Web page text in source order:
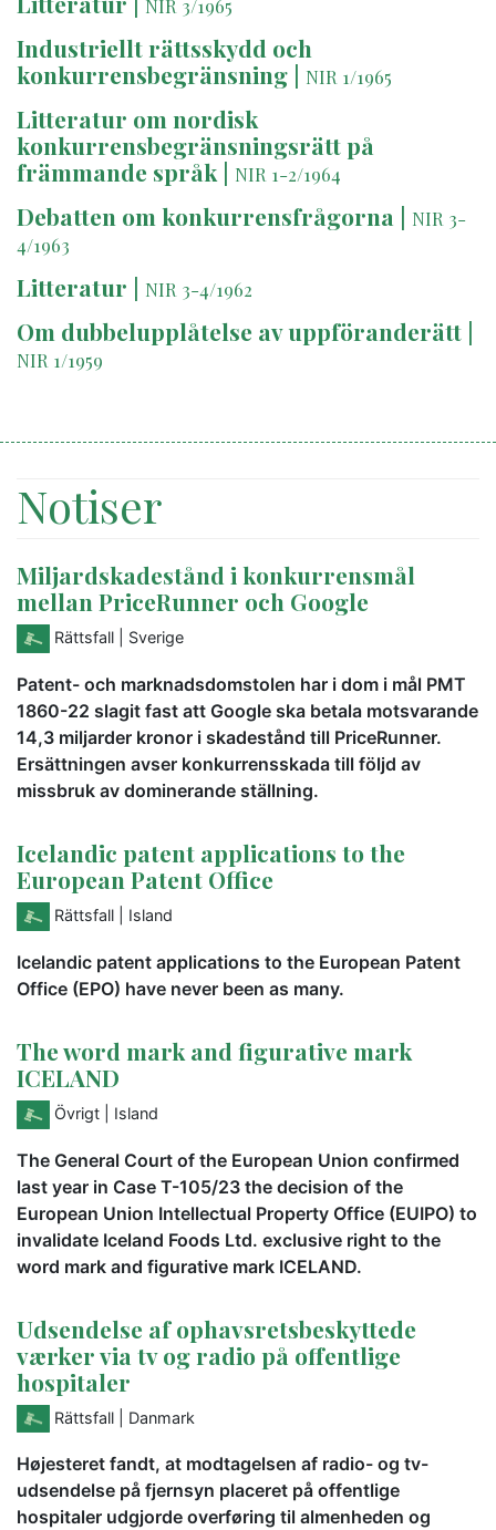
NIR 3/1965
Industriellt rättsskydd och
konkurrensbegränsning | NIR 1/1965
Litteratur om nordisk
konkurrensbegränsningsrätt på
främmande språk | NIR 1-2/1964
Debatten om konkurrensfrågorna | NIR 3-
4/1963
Litteratur | NIR 3-4/1962
Om dubbelupplåtelse av uppföranderätt |
NIR 1/1959
Notiser
Miljardskadestånd i konkurrensmål
mellan PriceRunner och Google
Rättsfall | Sverige
Patent- och marknadsdomstolen har i dom i mål PMT
1860-22 slagit fast att Google ska betala motsvarande
14,3 miljarder kronor i skadestånd till PriceRunner.
Ersättningen avser konkurrensskada till följd av
missbruk av dominerande ställning.
Icelandic patent applications to the
European Patent Office
Rättsfall | Island
Icelandic patent applications to the European Patent
Office (EPO) have never been as many.
The word mark and figurative mark
ICELAND
Övrigt | Island
The General Court of the European Union confirmed
last year in Case T-105/23 the decision of the
European Union Intellectual Property Office (EUIPO) to
invalidate Iceland Foods Ltd. exclusive right to the
word mark and figurative mark ICELAND.
Udsendelse af ophavsretsbeskyttede
værker via tv og radio på offentlige
hospitaler
Rättsfall | Danmark
Højesteret fandt, at modtagelsen af radio- og tv-
udsendelse på fjernsyn placeret på offentlige
hospitaler udgjorde overføring til almenheden og